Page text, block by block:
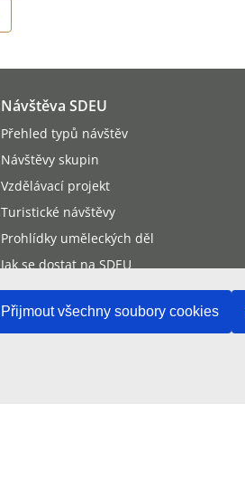
Přijmout všechny soubory cookies
Návštěva SDEU
Přehled typů návštěv
Návštěvy skupin
Vzdělávací projekt
Turistické návštěvy
Prohlídky uměleckých děl
Jak se dostat na SDEU
Účast veřejnosti na jednání